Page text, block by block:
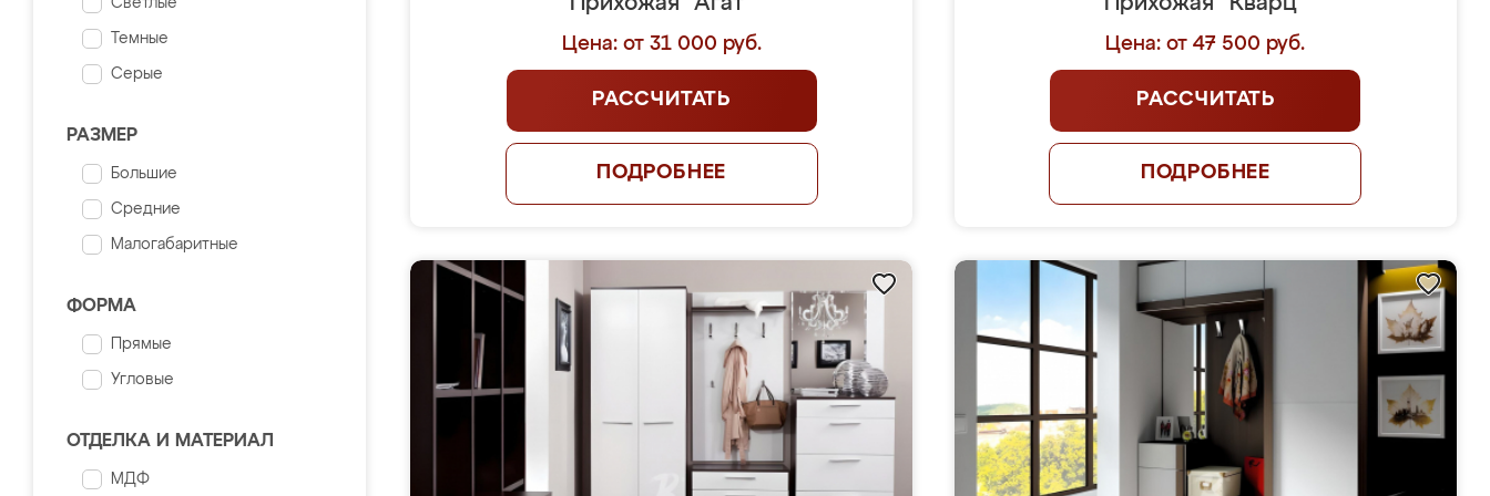
Светлые
Темные
Серые
РАЗМЕР
Большие
Средние
Малогабаритные
ФОРМА
Прямые
Угловые
ОТДЕЛКА И МАТЕРИАЛ
МДФ
Цена: от 31 000 руб.
РАССЧИТАТЬ
ПОДРОБНЕЕ
Цена: от 47 500 руб.
РАССЧИТАТЬ
ПОДРОБНЕЕ